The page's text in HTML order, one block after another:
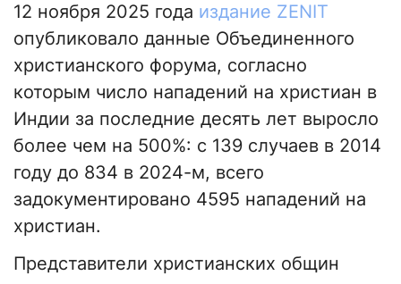
12 ноября 2025 года издание ZENIT
опубликовало данные Объединенного
христианского форума, согласно
которым число нападений на христиан в
Индии за последние десять лет выросло
более чем на 500%: с 139 случаев в 2014
году до 834 в 2024-м, всего
задокументировано 4595 нападений на
христиан.
Представители христианских общин